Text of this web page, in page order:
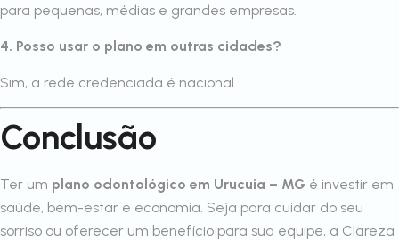
para pequenas, médias e grandes empresas.
4. Posso usar o plano em outras cidades?
Sim, a rede credenciada é nacional.
Conclusão
Ter um plano odontológico em Urucuia – MG é investir em
saúde, bem-estar e economia. Seja para cuidar do seu
sorriso ou oferecer um benefício para sua equipe, a Clareza